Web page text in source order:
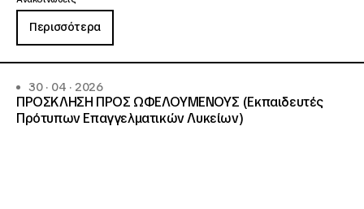
Περισσότερα
30 · 04 · 2026
ΠΡΟΣΚΛΗΣΗ ΠΡΟΣ ΩΦΕΛΟΥΜΕΝΟΥΣ (Εκπαιδευτές
Πρότυπων Επαγγελματικών Λυκείων)